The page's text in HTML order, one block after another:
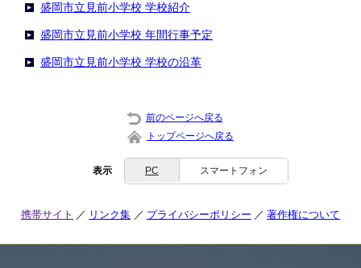
盛岡市立見前小学校 学校紹介
盛岡市立見前小学校 年間行事予定
盛岡市立見前小学校 学校の沿革
前のページへ戻る
トップページへ戻る
表示 PC スマートフォン
携帯サイト リンク集 プライバシーポリシー 著作権について